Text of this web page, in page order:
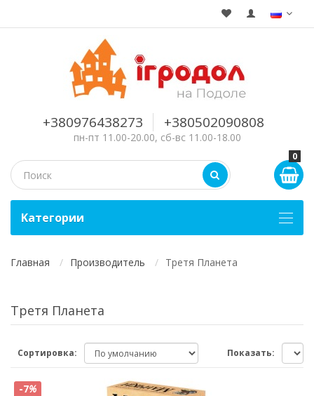
+380976438273 +380502090808
пн-пт 11.00-20.00, сб-вс 11.00-18.00
0
Kатегории
Главная Производитель Третя Планета
Третя Планета
Сортировка: Показать:
-7%